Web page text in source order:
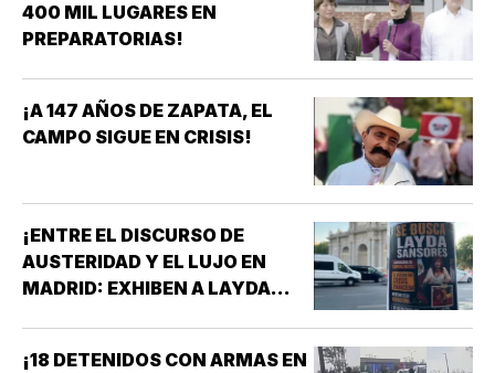
400 MIL LUGARES EN
PREPARATORIAS!
¡A 147 AÑOS DE ZAPATA, EL
CAMPO SIGUE EN CRISIS!
¡ENTRE EL DISCURSO DE
AUSTERIDAD Y EL LUJO EN
MADRID: EXHIBEN A LAYDA
¡18 DETENIDOS CON ARMAS EN